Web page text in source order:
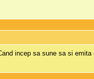
incep sa sune sa si